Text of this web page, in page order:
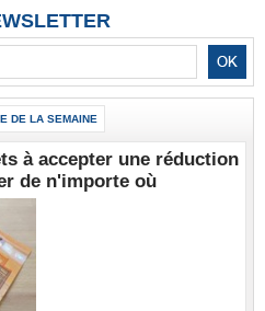
DE LA SEMAINE
à accepter une réduction
de n'importe où